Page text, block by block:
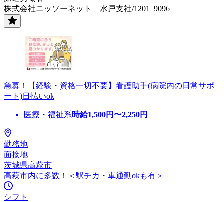
株式会社ニッソーネット 水戸支社/1201_9096
急募！【経験・資格一切不要】看護助手(病院内の日常サポ
ート)日払いok
医療・福祉系時給1,500円〜2,250円
勤務地
面接地
茨城県高萩市
高萩市内に多数！＜駅チカ・車通勤okも有＞
シフト